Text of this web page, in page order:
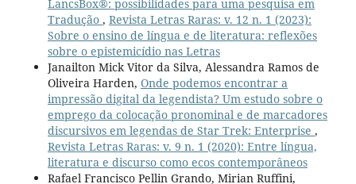
LancsBox®: possibilidades para uma pesquisa em
Tradução , Revista Letras Raras: v. 12 n. 1 (2023):
Sobre o ensino de língua e de literatura: reflexões
sobre o epistemicídio nas Letras
Janailton Mick Vitor da Silva, Alessandra Ramos de
Oliveira Harden, Onde podemos encontrar a
impressão digital da legendista? Um estudo sobre o
emprego da colocação pronominal e de marcadores
discursivos em legendas de Star Trek: Enterprise ,
Revista Letras Raras: v. 9 n. 1 (2020): Entre língua,
literatura e discurso como ecos contemporâneos
Rafael Francisco Pellin Grando, Mirian Ruffini,